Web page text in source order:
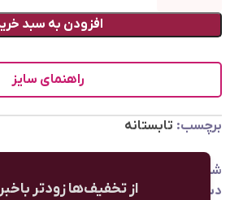
افزودن به سبد
راهنمای سایز
برچسب: تابستانه
شناسه محصول:
دسته:
لباس زنانه, تاپ و کراپ زنانه
از تخفیف‌ها زودتر